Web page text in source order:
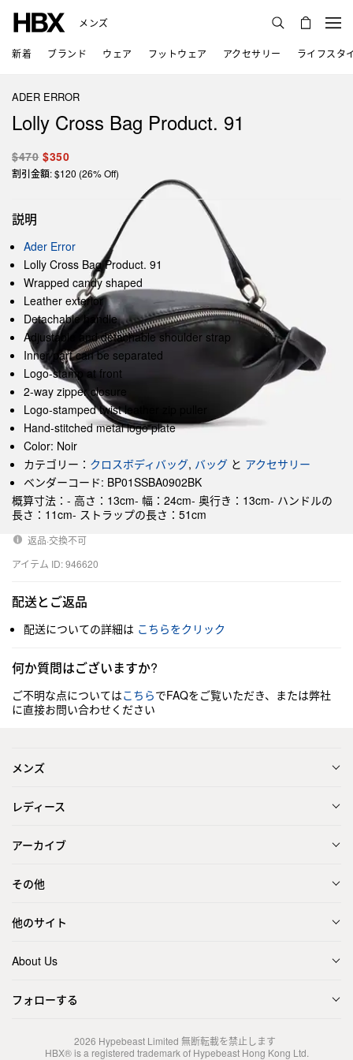
メンズ
新着 ブランド ウェア フットウェア アクセサリー ライフスタ
ADER ERROR
Lolly Cross Bag Product. 91
$470 $350
割引金額: $120 (26% Off)
説明
Ader Error
Lolly Cross Bag Product. 91
Wrapped candy shaped
Leather exterior
Detachable handle
Adjustable and detachable shoulder strap
Inner part can be separated
Logo-stamp at front
2-way zipper closure
Logo-stamped twist leather zip puller
Hand-stitched metal logo plate
Color: Noir
カテゴリー： クロスボディバッグ, バッグ と アクセサリー
ベンダーコード: BP01SSBA0902BK
概算寸法：- 高さ：13cm- 幅：24cm- 奥行き：13cm- ハンドルの
長さ：11cm- ストラップの長さ：51cm
返品·交換不可
アイテム ID: 946620
配送とご返品
配送についての詳細は こちらをクリック
何か質問はございますか?
ご不明な点についてはこちらでFAQをご覧いただき、または弊社
に直接お問い合わせください
メンズ
レディース
アーカイブ
その他
他のサイト
About Us
フォローする
2026 Hypebeast Limited 無断転載を禁止します
HBX® is a registered trademark of Hypebeast Hong Kong Ltd.